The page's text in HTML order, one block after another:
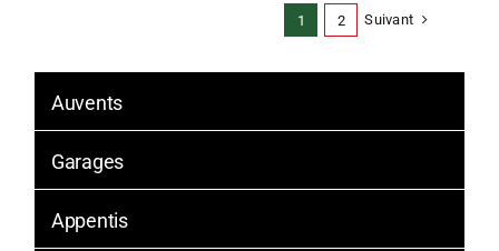
1 2 Suivant
Auvents
Garages
Appentis